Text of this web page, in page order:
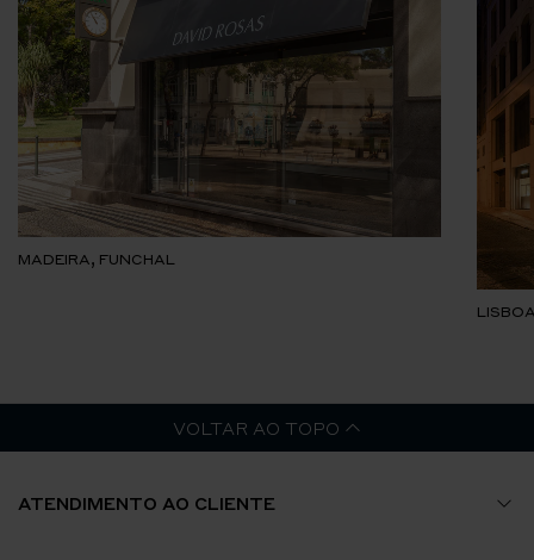
MADEIRA, FUNCHAL
VOLTAR AO TOPO
ATENDIMENTO AO CLIENTE